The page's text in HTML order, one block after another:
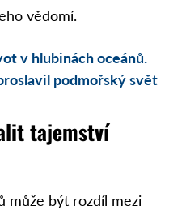
vědomí.
v hlubinách oceánů.
podmořský svět
tajemství
může být rozdíl mezi